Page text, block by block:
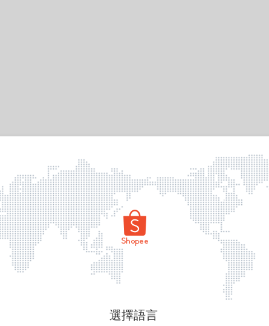
頁面無法顯示
選擇語言